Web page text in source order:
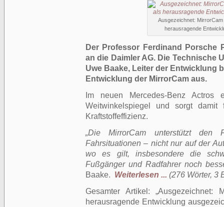
Ausgezeichnet:
herausragende
Der Professor Ferdinand Porsche
an die Daimler AG. Die Technische
Uwe Baake, Leiter der Entwicklung
Entwicklung der MirrorCam aus.
Im neuen Mercedes-Benz
Weitwinkelspiegel und sorgt
Kraftstoffeffizienz.
„Die MirrorCam unterstützt
Fahrsituationen – nicht nur auf der
wo es gilt, insbesondere die
Fußgänger und Radfahrer noch
Baake. Weiterlesen ... (276 Wörter, 3
Gesamter Artikel: Ausgezeichnet:
herausragende Entwicklung